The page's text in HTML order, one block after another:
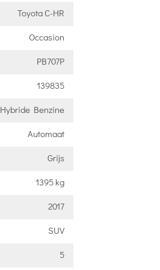
Toyota C-HR
Occasion
PB707P
139835
Hybride Benzine
Automaat
Grijs
1395 kg
2017
SUV
5